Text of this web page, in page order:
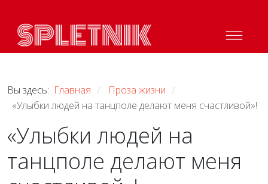
Вы здесь: Главная / Проза жизни /
«Улыбки людей на танцполе делают меня счастливой»!
«Улыбки людей на
танцполе делают меня